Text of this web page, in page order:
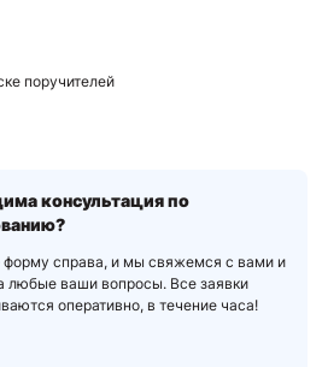
поручителей
консультация по
форму справа, и мы свяжемся с вами и
любые ваши вопросы. Все заявки
оперативно, в течение часа!